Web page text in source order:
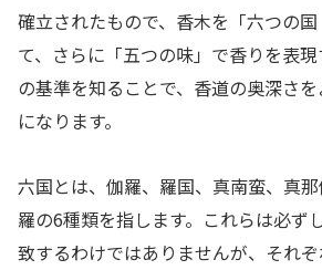
確立されたもので、香木を「六つの
て、さらに「五つの味」で香りを表
の基準を知ることで、香道の奥深さ
になります。
六国とは、伽羅、羅国、真南蛮、真
羅の6種類を指します。これらは必ず
致するわけではありませんが、それ